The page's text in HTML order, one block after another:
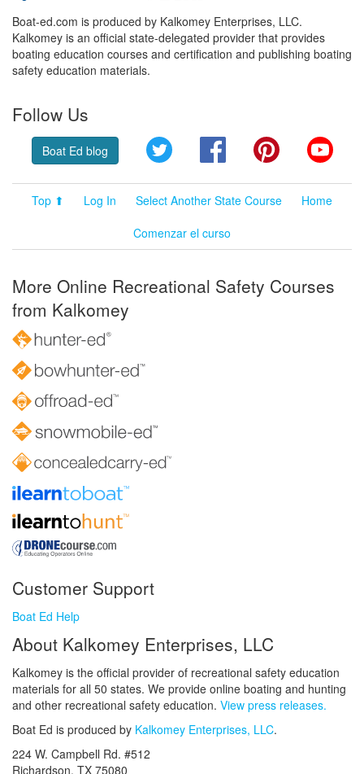
Boat-ed.com is produced by Kalkomey Enterprises, LLC.
Kalkomey is an official state-delegated provider that provides
boating education courses and certification and publishing boating
safety education materials.
Follow Us
Boat Ed blog Twitter FacebookPinterest
Top ⬆ Log In Select Another State Course
Home
Comenzar el curso
More Online Recreational Safety Courses
from Kalkomey
Customer Support
Boat Ed Help
About Kalkomey Enterprises, LLC
Kalkomey is the official provider of recreational safety education
materials for all 50 states. We provide online boating and hunting
and other recreational safety education. View press releases.
Boat Ed is produced by Kalkomey Enterprises, LLC.
224 W. Campbell Rd. #512
Richardson, TX 75080